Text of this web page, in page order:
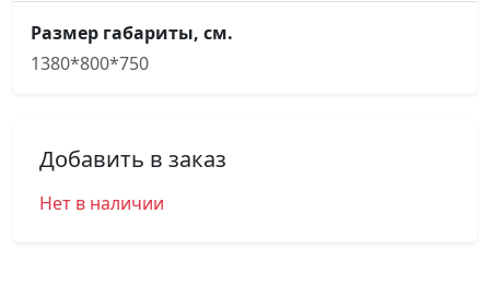
Размер габариты, см.
1380*800*750
Добавить в заказ
Нет в наличии